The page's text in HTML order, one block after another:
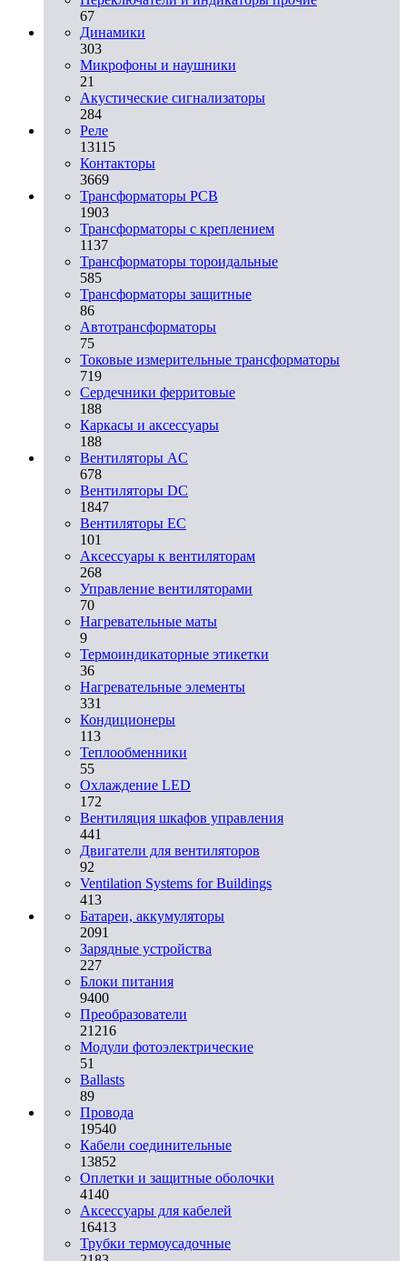
67
Динамики
303
Микрофоны и наушники
21
Акустические сигнализаторы
284
Реле
13115
Контакторы
3669
Трансформаторы PCB
1903
Трансформаторы с креплением
1137
Трансформаторы тороидальные
585
Трансформаторы защитные
86
Автотрансформаторы
75
Токовые измерительные трансформаторы
719
Сердечники ферритовые
188
Каркасы и аксессуары
188
Вентиляторы AC
678
Вентиляторы DC
1847
Вентиляторы EC
101
Аксессуары к вентиляторам
268
Управление вентиляторами
70
Нагревательные маты
9
Термоиндикаторные этикетки
36
Нагревательные элементы
331
Кондиционеры
113
Теплообменники
55
Охлаждение LED
172
Вентиляция шкафов управления
441
Двигатели для вентиляторов
92
Ventilation Systems for Buildings
413
Батареи, аккумуляторы
2091
Зарядные устройства
227
Блоки питания
9400
Преобразователи
21216
Модули фотоэлектрические
51
Ballasts
89
Провода
19540
Кабели соединительные
13852
Оплетки и защитные оболочки
4140
Аксессуары для кабелей
16413
Трубки термоусадочные